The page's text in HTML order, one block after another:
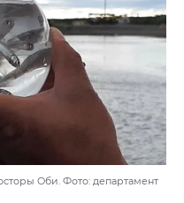
Оби. Фото: департамент